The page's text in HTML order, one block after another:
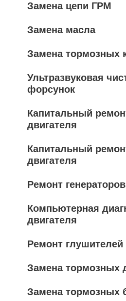
Замена цепи ГРМ
Замена масла
Замена тормозных
Ультразвуковая
форсунок
Капитальный
двигателя
Капитальный
двигателя
Ремонт
Компьютерная
двигателя
Ремонт глушителей
Замена тормозных
Замена тормозных